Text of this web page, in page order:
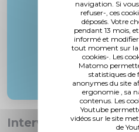
navigation. Si
refuser-, ces
déposés. Votre
pendant 13 mois,
informé et modifier
tout moment sur la
cookies-. Les
Matomo
statistiques
anonymes du site
ergonomie , sa
contenus. Les
Youtube
vidéos sur le site
de
Interventions :